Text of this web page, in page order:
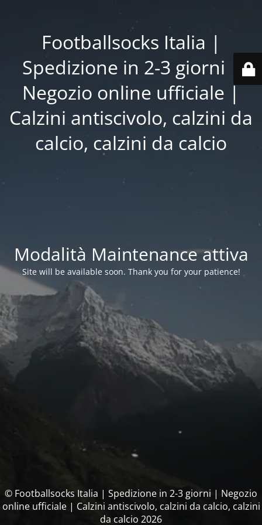
Footballsocks Italia |
Spedizione in 2-3 giorni |
Negozio online ufficiale |
Calzini antiscivolo, calzini da
calcio, calzini da calcio
Modalità Maintenance attiva
Site will be available soon. Thank you for your patience!
© Footballsocks Italia | Spedizione in 2-3 giorni | Negozio
online ufficiale | Calzini antiscivolo, calzini da calcio, calzini
da calcio 2026